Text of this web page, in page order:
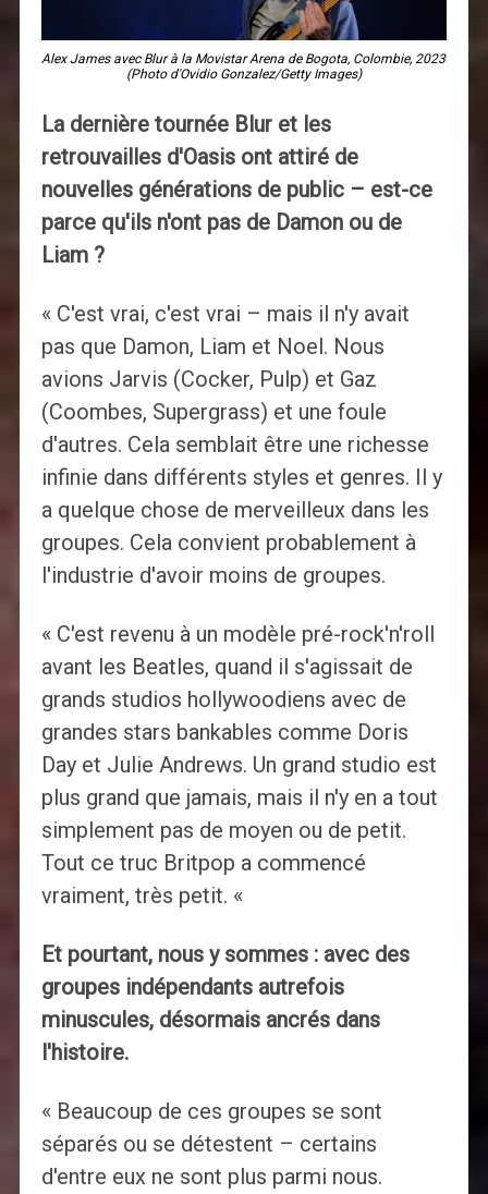
Alex James avec Blur à la Movistar Arena de Bogota, Colombie, 2023
(Photo d'Ovidio Gonzalez/Getty Images)
La dernière tournée Blur et les
retrouvailles d'Oasis ont attiré de
nouvelles générations de public – est-ce
parce qu'ils n'ont pas de Damon ou de
Liam ?
« C'est vrai, c'est vrai – mais il n'y avait
pas que Damon, Liam et Noel. Nous
avions Jarvis (Cocker, Pulp) et Gaz
(Coombes, Supergrass) et une foule
d'autres. Cela semblait être une richesse
infinie dans différents styles et genres. Il y
a quelque chose de merveilleux dans les
groupes. Cela convient probablement à
l'industrie d'avoir moins de groupes.
« C'est revenu à un modèle pré-rock'n'roll
avant les Beatles, quand il s'agissait de
grands studios hollywoodiens avec de
grandes stars bankables comme Doris
Day et Julie Andrews. Un grand studio est
plus grand que jamais, mais il n'y en a tout
simplement pas de moyen ou de petit.
Tout ce truc Britpop a commencé
vraiment, très petit. «
Et pourtant, nous y sommes : avec des
groupes indépendants autrefois
minuscules, désormais ancrés dans
l'histoire.
« Beaucoup de ces groupes se sont
séparés ou se détestent – certains
d'entre eux ne sont plus parmi nous.